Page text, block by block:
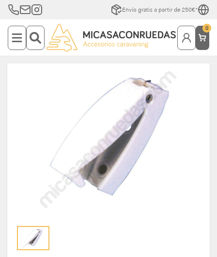
Envío gratis a partir de 250€*
0